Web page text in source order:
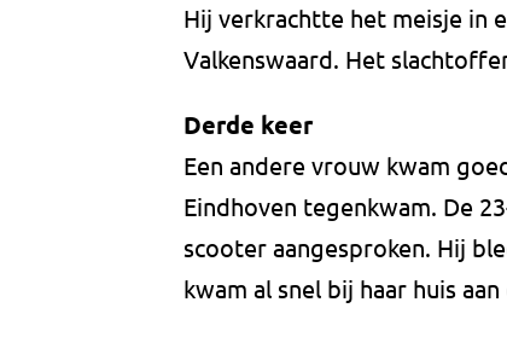
Hij verkrachtte het meisje in
Valkenswaard. Het
Derde keer
Een andere vrouw kwam
Eindhoven tegenkwam. De
scooter aangesproken. Hij
kwam al snel bij haar huis